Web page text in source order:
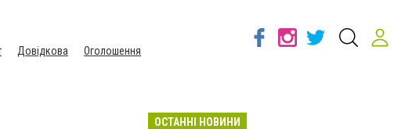
Довідкова Оголошення
ОСТАННІ НОВИНИ